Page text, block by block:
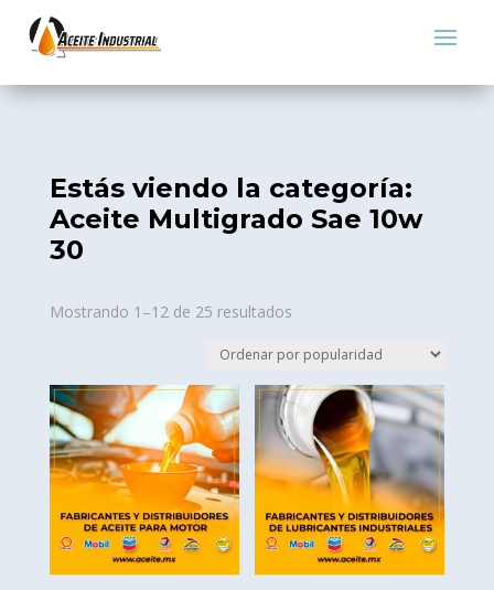
Estás viendo la categoría:
Aceite Multigrado Sae 10w
30
Mostrando 1–12 de 25 resultadosSorted
popularity